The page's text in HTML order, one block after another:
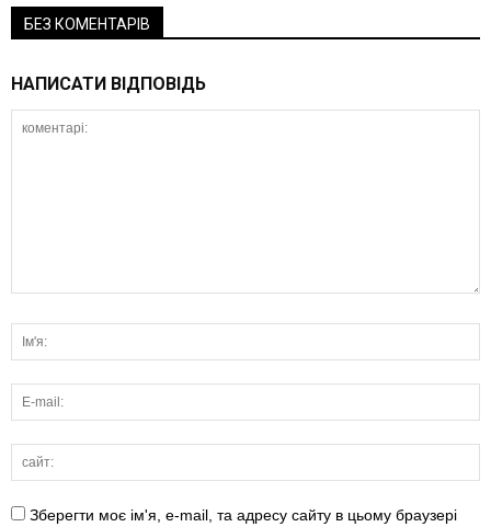
БЕЗ КОМЕНТАРІВ
НАПИСАТИ ВІДПОВІДЬ
Зберегти моє ім'я, e-mail, та адресу сайту в цьому браузері